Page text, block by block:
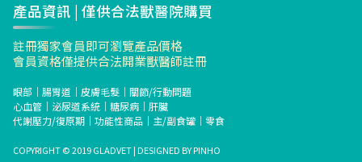
產品資訊 | 僅供合法獸醫院購買
註冊獨家會員即可瀏覽產品價格
會員資格僅提供合法開業獸醫師註冊
眼部 ｜腸胃道 ｜ 皮膚毛髮 ｜關節/行動問題
心血管 ｜ 泌尿道系統 ｜糖尿病 ｜肝臟
代謝壓力/復原期 ｜功能性商品 ｜ 主/副食罐 ｜ 零食
COPYRIGHT © 2019 GLADVET | DESIGNED BYPINHO